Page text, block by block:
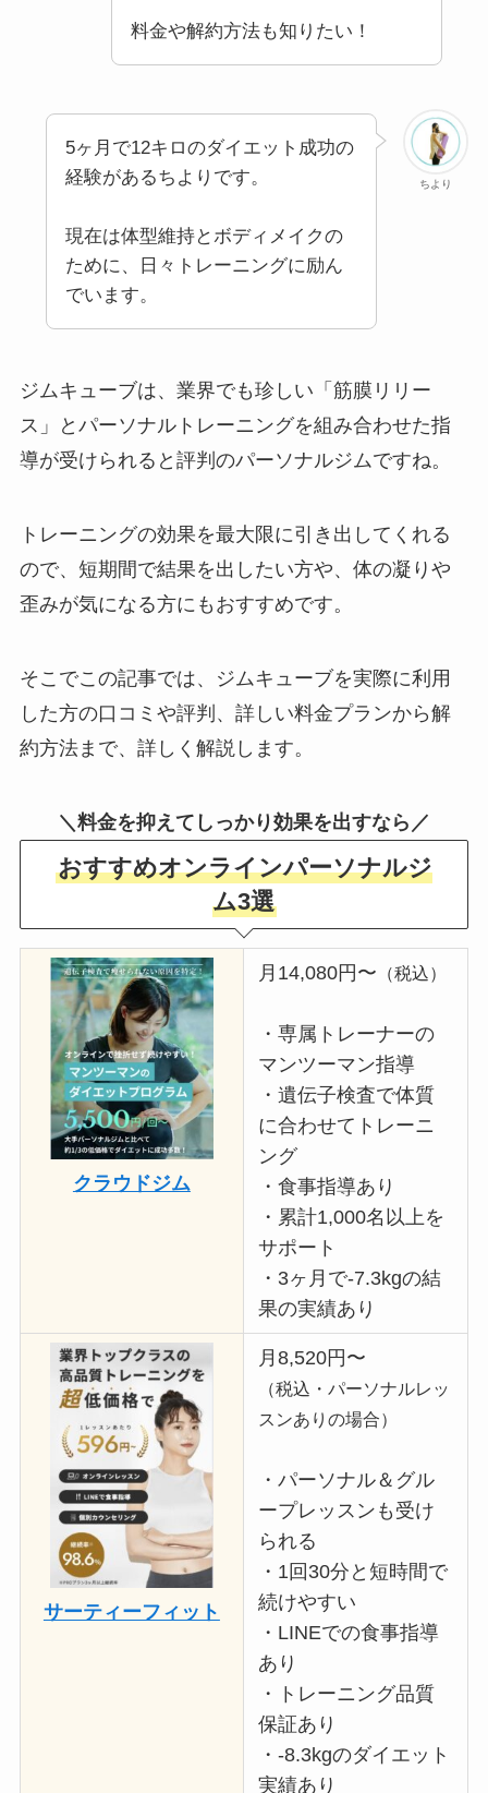
料金や解約方法も知りたい！
ちより
5ヶ月で12キロのダイエット成功の
経験があるちよりです。
現在は体型維持とボディメイクの
ために、日々トレーニングに励ん
でいます。
ジムキューブは、業界でも珍しい「筋膜リリー
ス」とパーソナルトレーニングを組み合わせた指
導が受けられると評判のパーソナルジムですね。
トレーニングの効果を最大限に引き出してくれる
ので、短期間で結果を出したい方や、体の凝りや
歪みが気になる方にもおすすめです。
そこでこの記事では、ジムキューブを実際に利用
した方の口コミや評判、詳しい料金プランから解
約方法まで、詳しく解説します。
＼料金を抑えてしっかり効果を出すなら／
おすすめオンラインパーソナルジ
ム3選
クラウドジム
月14,080円〜 （税込）
・専属トレーナーの
マンツーマン指導
・遺伝子検査で体質
に合わせてトレーニ
ング
・食事指導あり
・累計1,000名以上を
サポート
・3ヶ月で-7.3kgの結
果の実績あり
サーティーフィット
月8,520円〜
（税込・パーソナルレッ
スンありの場合）
・パーソナル＆グル
ープレッスンも受け
られる
・1回30分と短時間で
続けやすい
・LINEでの食事指導
あり
・トレーニング品質
保証あり
・-8.3kgのダイエット
実績あり